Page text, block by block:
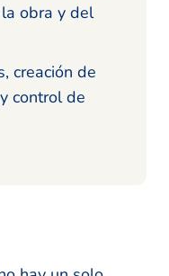
obra y del
creación de
control de